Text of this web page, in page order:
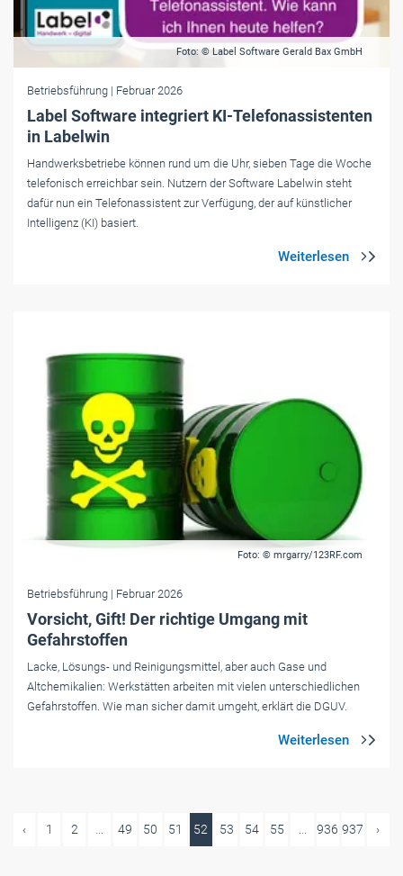
Foto: © Label Software Gerald Bax GmbH
Betriebsführung | Februar 2026
Label Software integriert KI-Telefonassistenten
in Labelwin
Handwerksbetriebe können rund um die Uhr, sieben Tage die Woche
telefonisch erreichbar sein. Nutzern der Software Labelwin steht
dafür nun ein Telefonassistent zur Verfügung, der auf künstlicher
Intelligenz (KI) basiert.
Foto: © mrgarry/123RF.com
Betriebsführung | Februar 2026
Vorsicht, Gift! Der richtige Umgang mit
Gefahrstoffen
Lacke, Lösungs- und Reinigungsmittel, aber auch Gase und
Altchemikalien: Werkstätten arbeiten mit vielen unterschiedlichen
Gefahrstoffen. Wie man sicher damit umgeht, erklärt die DGUV.
‹ 1 2 ... 49 50 51 52 53 54 55 ... 936 937 ›